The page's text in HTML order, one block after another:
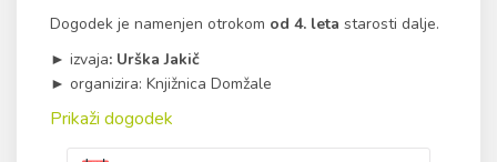
Dogodek je namenjen otrokom od 4. leta starosti dalje.
► izvaja: Urška Jakič
► organizira: Knjižnica Domžale
Prikaži dogodek